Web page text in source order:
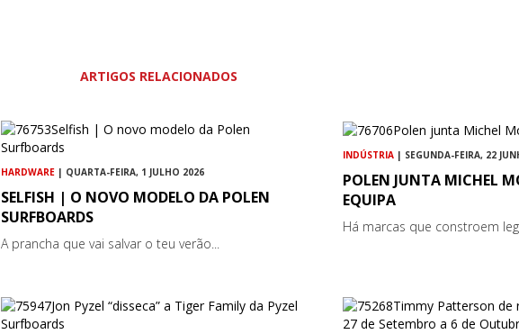
ARTIGOS RELACIONADOS
HARDWARE | QUARTA-FEIRA, 1 JULHO 2026
SELFISH | O NOVO MODELO DA POLEN
SURFBOARDS
A prancha que vai salvar o teu verão...
INDÚSTRIA | SEGUNDA-FEIRA, 22
POLEN JUNTA MICHEL
EQUIPA
Há marcas que constroem